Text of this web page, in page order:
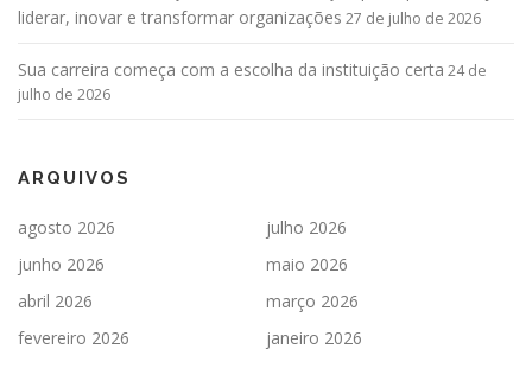
liderar, inovar e transformar organizações 27 de julho de 2026
Sua carreira começa com a escolha da instituição certa 24 de
julho de 2026
ARQUIVOS
agosto 2026
julho 2026
junho 2026
maio 2026
abril 2026
março 2026
fevereiro 2026
janeiro 2026